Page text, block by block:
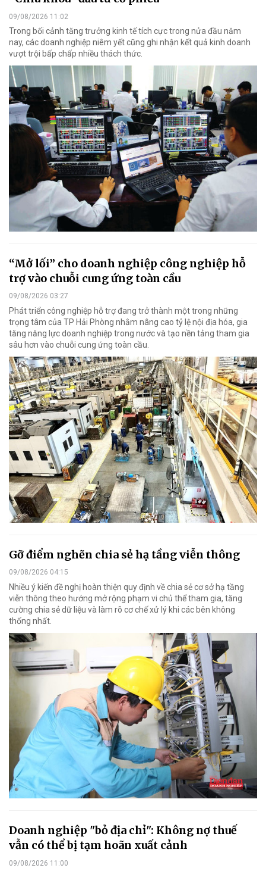
09/08/2026 11:02
Trong bối cảnh tăng trưởng kinh tế tích cực trong nửa đầu năm
nay, các doanh nghiệp niêm yết cũng ghi nhận kết quả kinh doanh
vượt trội bấp chấp nhiều thách thức.
“Mở lối” cho doanh nghiệp công nghiệp hỗ
trợ vào chuỗi cung ứng toàn cầu
09/08/2026 03:27
Phát triển công nghiệp hỗ trợ đang trở thành một trong những
trọng tâm của TP Hải Phòng nhằm nâng cao tỷ lệ nội địa hóa, gia
tăng năng lực doanh nghiệp trong nước và tạo nền tảng tham gia
sâu hơn vào chuỗi cung ứng toàn cầu.
Gỡ điểm nghẽn chia sẻ hạ tầng viễn thông
09/08/2026 04:15
Nhiều ý kiến đề nghị hoàn thiện quy định về chia sẻ cơ sở hạ tầng
viễn thông theo hướng mở rộng phạm vi chủ thể tham gia, tăng
cường chia sẻ dữ liệu và làm rõ cơ chế xử lý khi các bên không
thống nhất.
Doanh nghiệp "bỏ địa chỉ": Không nợ thuế
vẫn có thể bị tạm hoãn xuất cảnh
09/08/2026 11:00